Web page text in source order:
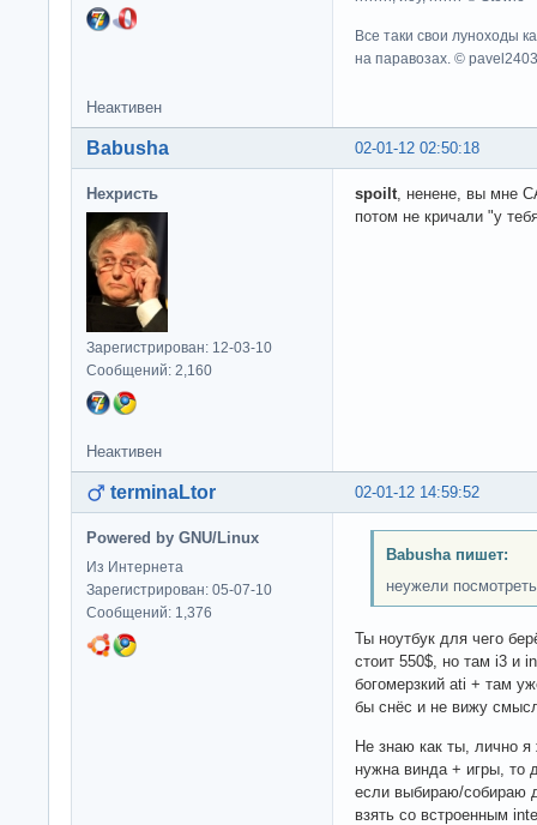
Все таки свои луноходы
на паравозах. © pavel2403
Неактивен
02-01-12 02:50:18
Babusha
Нехристь
Зарегистрирован: 12-03-10
Сообщений: 2,160
spoilt, ненене, вы мне
потом не кричали "у
Неактивен
02-01-12 14:59:52
terminaLtor
Powered by GNU/Linux
Из Интернета
Зарегистрирован: 05-07-10
Сообщений: 1,376
Babusha пишет:
неужели
Ты ноутбук для чего
стоит 550$, но там i3 и
богомерзкий ati + там
бы снёс и не вижу
Не знаю как ты, лично
нужна винда + игры, то
если выбираю/собираю
взять со встроенным